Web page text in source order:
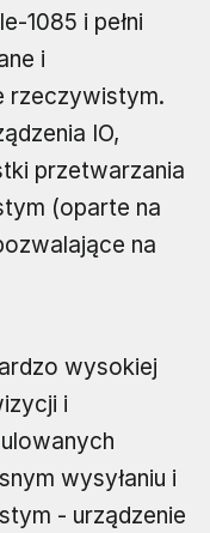
1085 i pełni
i
rzeczywistym.
IO,
przetwarzania
(oparte na
na
wysokiej
i
wysyłaniu i
- urządzenie